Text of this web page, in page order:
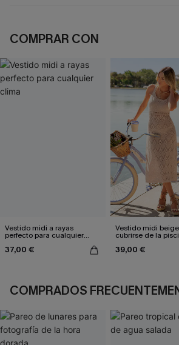
COMPRAR CON
Vestido midi a rayas
perfecto para cualquier
clima
37,00 €
Vestido midi
cubrirse de la
39,00 €
COMPRADOS